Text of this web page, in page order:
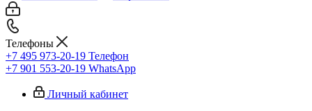
Телефоны
+7 495 973-20-19 Телефон
+7 901 553-20-19 WhatsApp
Личный кабинет